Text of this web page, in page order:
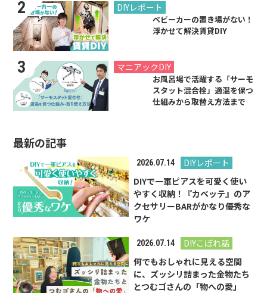
2026.01.08
DIYレポート
ベビーカーの置き場がない！
浮かせて解決賃貸DIY
2019.08.31
マニアックDIY
お風呂場で活躍する「サーモ
スタット混合栓」適温を保つ
仕組みから取替え方法まで
最新の記事
2026.07.14
DIYレポート
DIYで一軍ピアスを可愛く使い
やすく収納！『カベッテ』のア
クセサリーBARがかなり優秀な
ワケ
2026.07.14
DIYこぼれ話
何でもおしゃれに見える空間
に、ズッシリ詰まった金物たち
とつむゴさんの「物への愛」